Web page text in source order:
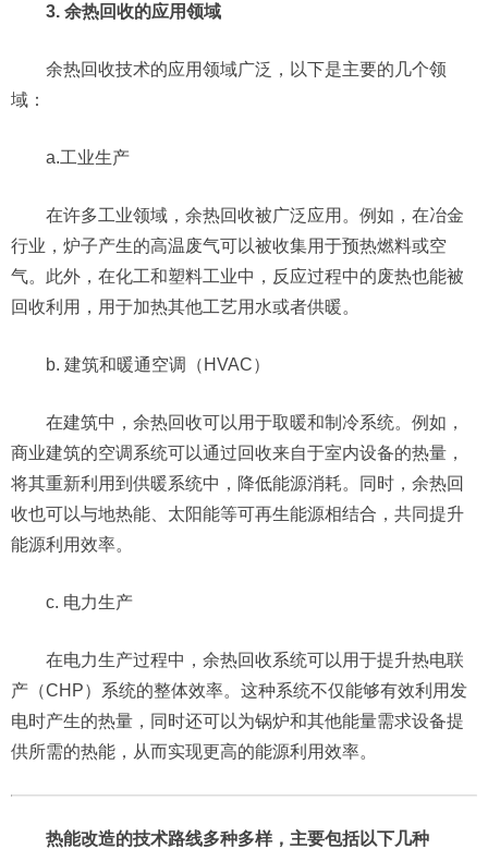
3. 余热回收的应用领域
余热回收技术的应用领域广泛，以下是主要的几个领
域：
a.工业生产
在许多工业领域，余热回收被广泛应用。例如，在冶金
行业，炉子产生的高温废气可以被收集用于预热燃料或空
气。此外，在化工和塑料工业中，反应过程中的废热也能被
回收利用，用于加热其他工艺用水或者供暖。
b. 建筑和暖通空调（HVAC）
在建筑中，余热回收可以用于取暖和制冷系统。例如，
商业建筑的空调系统可以通过回收来自于室内设备的热量，
将其重新利用到供暖系统中，降低能源消耗。同时，余热回
收也可以与地热能、太阳能等可再生能源相结合，共同提升
能源利用效率。
c. 电力生产
在电力生产过程中，余热回收系统可以用于提升热电联
产（CHP）系统的整体效率。这种系统不仅能够有效利用发
电时产生的热量，同时还可以为锅炉和其他能量需求设备提
供所需的热能，从而实现更高的能源利用效率。
热能改造的技术路线多种多样，主要包括以下几种